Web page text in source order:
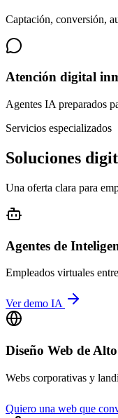
Captación, conversión,
Atención digital
Agentes IA preparados
Servicios especializados
Soluciones
Una oferta clara para
Agentes de
Empleados virtuales
Ver demo IA
Diseño Web de
Webs corporativas y
Quiero una web que